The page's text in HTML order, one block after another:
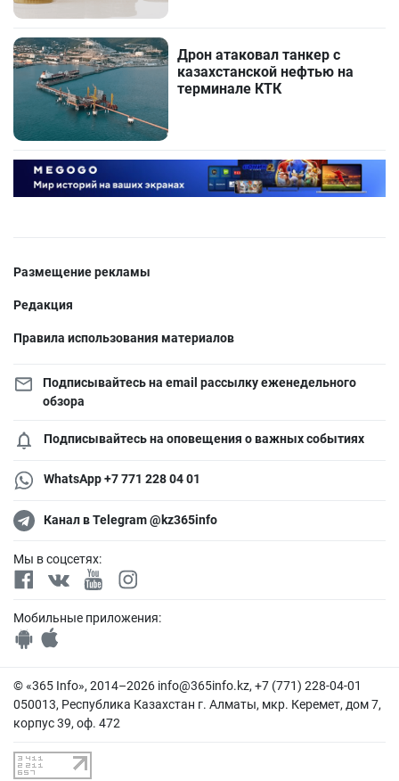
Дрон атаковал танкер с
казахстанской нефтью на
терминале КТК
Размещение рекламы
Редакция
Правила использования материалов
Подписывайтесь на email рассылку еженедельного
обзора
Подписывайтесь на оповещения о важных событиях
WhatsApp +7 771 228 04 01
Канал в Telegram @kz365info
Мы в соцсетях:
Мобильные приложения:
© «365 Info», 2014–2026 info@365info.kz, +7 (771) 228-04-01
050013, Республика Казахстан г. Алматы, мкр. Керемет, дом 7,
корпус 39, оф. 472